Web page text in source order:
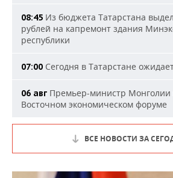
08:45 Из бюджета Татарстана
рублей на капремонт здания
республики
07:00 Сегодня в Татарстане
06 авг Премьер-министр Монголии
Восточном экономическом форуме
ВСЕ НОВОСТИ ЗА